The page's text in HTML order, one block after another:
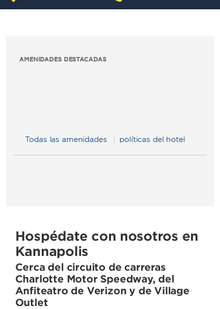
AMENIDADES DESTACADAS
Todas las amenidades políticas del hotel
Hospédate con nosotros en
Kannapolis
Cerca del circuito de carreras
Charlotte Motor Speedway, del
Anfiteatro de Verizon y de Village
Outlet